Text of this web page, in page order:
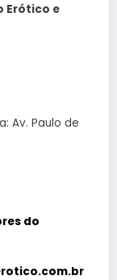
Erótico e
Av. Paulo de
do